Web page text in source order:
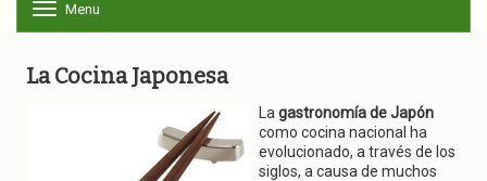
o
a
Menu
La Cocina Japonesa
La gastronomía de Japón
como cocina nacional ha
evolucionado, a través de los
siglos, a causa de muchos